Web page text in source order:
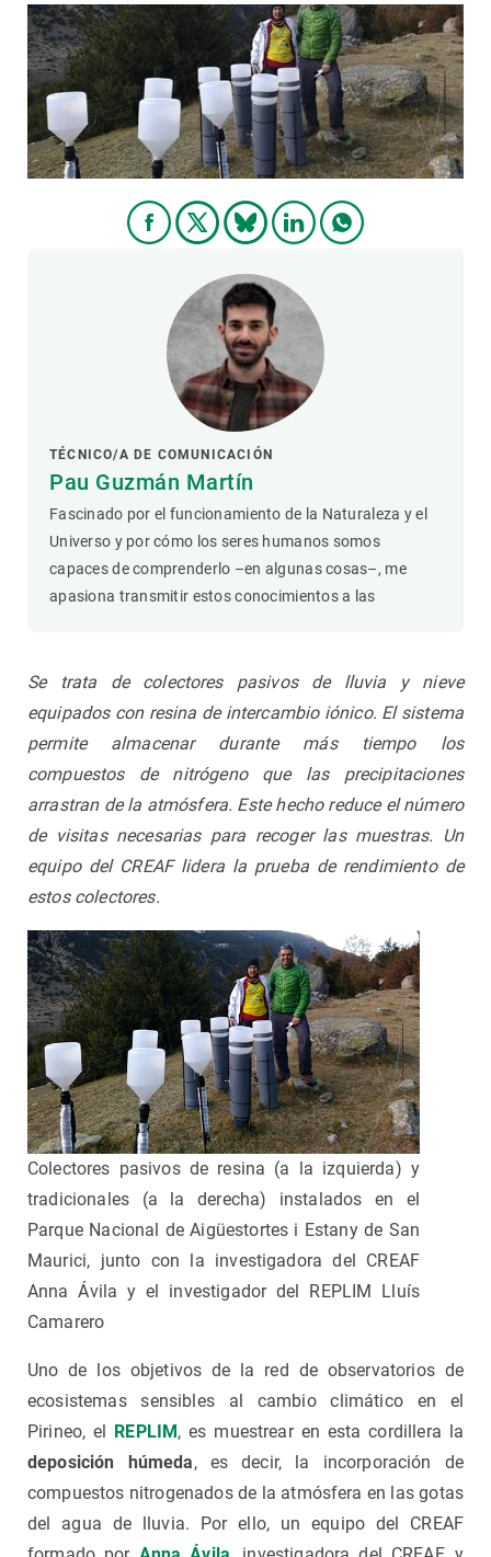
TÉCNICO/A DE COMUNICACIÓN
Pau Guzmán Martín
Fascinado por el funcionamiento de la Naturaleza y el
Universo y por cómo los seres humanos somos
capaces de comprenderlo –en algunas cosas–, me
apasiona transmitir estos conocimientos a las
Se trata de colectores pasivos de lluvia y nieve
equipados con resina de intercambio iónico. El sistema
permite almacenar durante más tiempo los
compuestos de nitrógeno que las precipitaciones
arrastran de la atmósfera. Este hecho reduce el número
de visitas necesarias para recoger las muestras. Un
equipo del CREAF lidera la prueba de rendimiento de
estos colectores.
Colectores pasivos de resina (a la izquierda) y
tradicionales (a la derecha) instalados en el
Parque Nacional de Aigüestortes i Estany de San
Maurici, junto con la investigadora del CREAF
Anna Ávila y el investigador del REPLIM Lluís
Camarero
Uno de los objetivos de la red de observatorios de
ecosistemas sensibles al cambio climático en el
Pirineo, el REPLIM, es muestrear en esta cordillera la
deposición húmeda, es decir, la incorporación de
compuestos nitrogenados de la atmósfera en las gotas
del agua de lluvia. Por ello, un equipo del CREAF